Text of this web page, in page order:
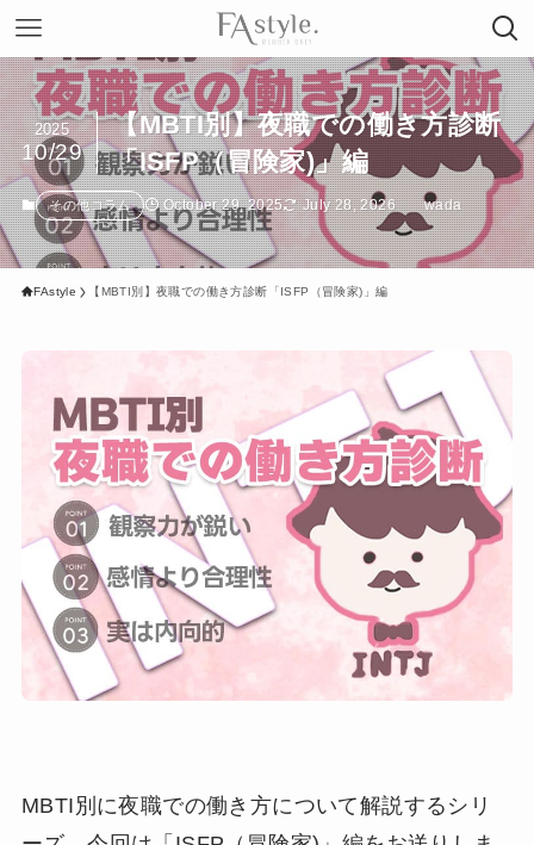
【MBTI別】夜職での働き方診断
「ISFP（冒険家)」編
2025
10/29
その他コラム October 29, 2025 July 28, 2026 wada
FAstyle 【MBTI別】夜職での働き方診断「ISFP（冒険家)」編
MBTI別に夜職での働き方について解説するシリ